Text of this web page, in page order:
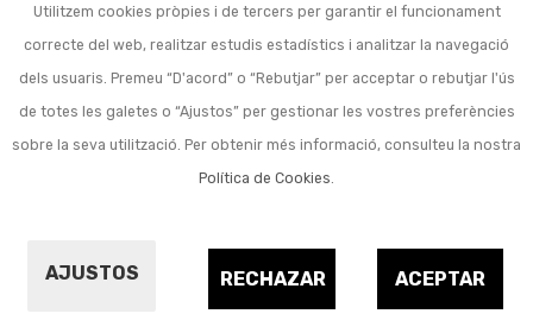
Utilitzem cookies pròpies i de tercers per garantir el funcionament
correcte del web, realitzar estudis estadístics i analitzar la navegació
dels usuaris. Premeu “D'acord” o “Rebutjar” per acceptar o rebutjar l'ús
de totes les galetes o “Ajustos” per gestionar les vostres preferències
sobre la seva utilització. Per obtenir més informació, consulteu la nostra
Política de Cookies.
AJUSTOS ACEPTAR
RECHAZAR
Productes específics per
a la gespa